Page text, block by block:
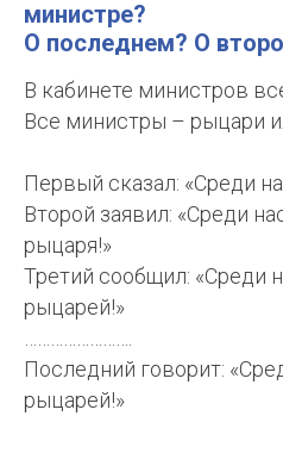
министре?
О последнем? О
В кабинете министров
Все министры – рыцари
Первый сказал: «Среди
Второй заявил: «Среди
рыцаря!»
Третий сообщил: «Среди
рыцарей!»
Последний говорит:
рыцарей!»